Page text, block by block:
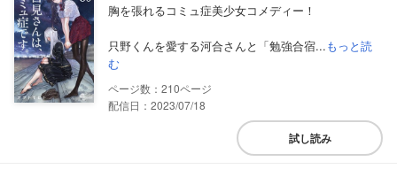
胸を張れるコミュ症美少女コメディー！
只野くんを愛する河合さんと「勉強合宿...もっと読
む
210
配信日：2023/07/18
試し読み